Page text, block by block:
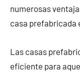
numerosas
casa prefabricada
Las casas
eficiente para